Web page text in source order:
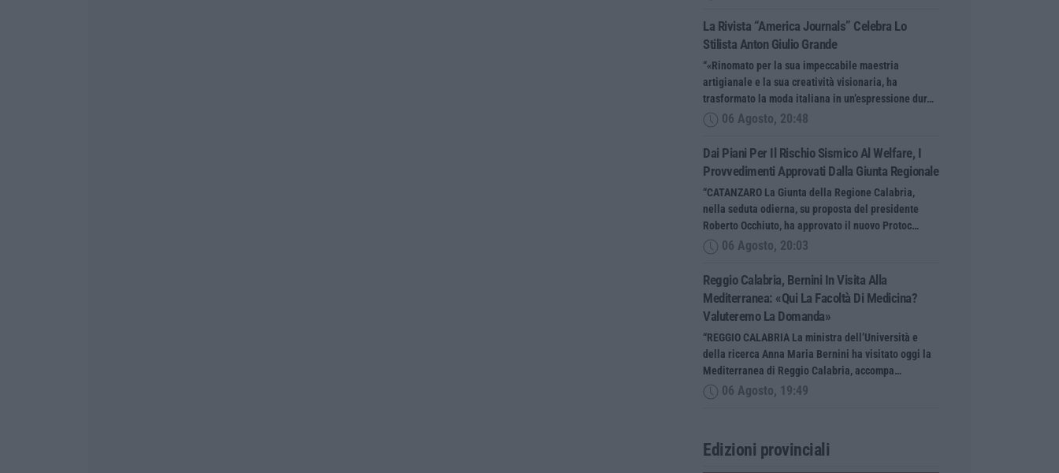
La Rivista “America Journals” Celebra Lo
Stilista Anton Giulio Grande
“«Rinomato per la sua impeccabile maestria
artigianale e la sua creatività visionaria, ha
trasformato la moda italiana in un’espressione dur…
06 Agosto, 20:48
Dai Piani Per Il Rischio Sismico Al Welfare, I
Provvedimenti Approvati Dalla Giunta Regionale
“CATANZARO La Giunta della Regione Calabria,
nella seduta odierna, su proposta del presidente
Roberto Occhiuto, ha approvato il nuovo Protoc…
06 Agosto, 20:03
Reggio Calabria, Bernini In Visita Alla
Mediterranea: «Qui La Facoltà Di Medicina?
Valuteremo La Domanda»
“REGGIO CALABRIA La ministra dell’Università e
della ricerca Anna Maria Bernini ha visitato oggi la
Mediterranea di Reggio Calabria, accompa…
06 Agosto, 19:49
Edizioni provinciali